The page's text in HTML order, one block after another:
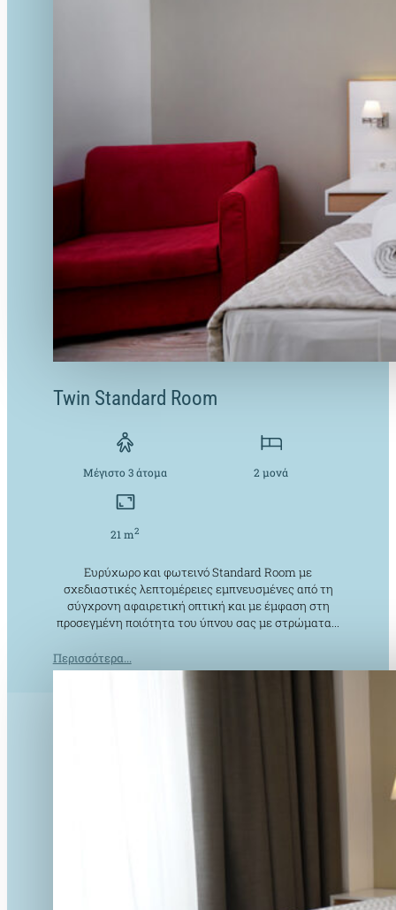
Twin Standard Room
Μέγιστο 3 άτομα 2 μονά
21 m2
Ευρύχωρο και φωτεινό Standard Room με
σχεδιαστικές λεπτομέρειες εμπνευσμένες από τη
σύγχρονη αφαιρετική οπτική και με έμφαση στη
προσεγμένη ποιότητα του ύπνου σας με στρώματα...
Περισσότερα...